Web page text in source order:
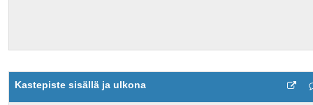
Kastepiste sisällä ja ulkona